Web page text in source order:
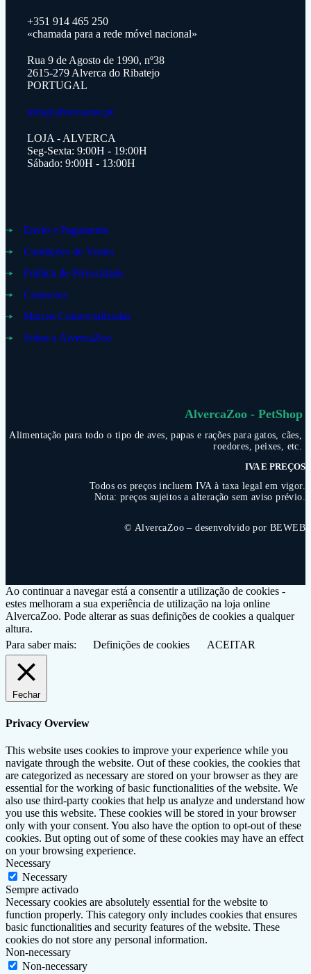
+351 914 465 250
«chamada para a rede móvel nacional»
Rua 9 de Agosto de 1990, nº38
2615-279 Alverca do Ribatejo
PORTUGAL
info@alvercazoo.pt
LOJA - ALVERCA
Seg-Sexta: 9:00H - 19:00H
Sábado: 9:00H - 13:00H
Envio e Pagamento
Condições de Venda
Política de Privacidade
Contactos
Marcas Comercializadas
Sobre a AlvercaZoo
AlvercaZoo - PetShop
Alimentação para todo o tipo de aves, papas e rações para gatos, cães,
roedores, peixes, etc.
IVA E PREÇOS
Todos os preços incluem IVA à taxa legal em vigor.
Nota: preços sujeitos a alteração sem aviso prévio.
© AlvercaZoo – desenvolvido por BEWEB
Ao continuar a navegar está a consentir a utilização de cookies -
estes melhoram a sua experiência de utilização na loja online
AlvercaZoo. Pode alterar as suas definições de cookies a qualquer
altura.
Para saber mais:
Definições de cookies ACEITAR
Fechar
Privacy Overview
This website uses cookies to improve your experience while you
navigate through the website. Out of these cookies, the cookies that
are categorized as necessary are stored on your browser as they are
essential for the working of basic functionalities of the website. We
also use third-party cookies that help us analyze and understand how
you use this website. These cookies will be stored in your browser
only with your consent. You also have the option to opt-out of these
cookies. But opting out of some of these cookies may have an effect
on your browsing experience.
Necessary
Necessary
Sempre activado
Necessary cookies are absolutely essential for the website to
function properly. This category only includes cookies that ensures
basic functionalities and security features of the website. These
cookies do not store any personal information.
Non-necessary
Non-necessary